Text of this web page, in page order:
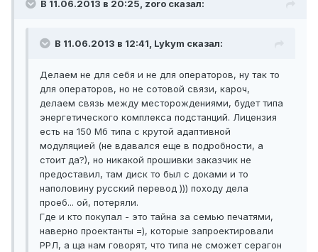
В 11.06.2013 в 20:25, zoro сказал:
В 11.06.2013 в 12:41, Lykym сказал:
Делаем не для себя и не для операторов, ну так то
для операторов, но не сотовой связи, кароч,
делаем связь между месторождениями, будет типа
энергетического комплекса подстанций. Лицензия
есть на 150 Мб типа с крутой адаптивной
модуляцией (не вдавался еще в подробности, а
стоит да?), но никакой прошивки заказчик не
предоставил, там диск то был с доками и то
наполовину русский перевод ))) походу дела
проеб... ой, потеряли.
Где и кто покупал - это тайна за семью печатями,
наверно проектанты =), которые запроектировали
РРЛ, а ща нам говорят, что типа не сможет серагон